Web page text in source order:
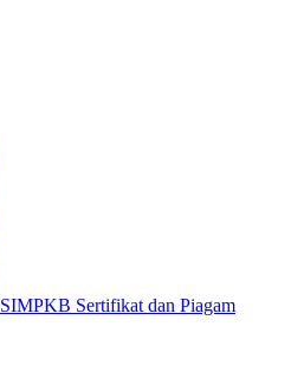
SIMPKB Sertifikat dan Piagam